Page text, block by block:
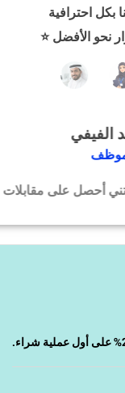
بكل احترافية
نحو الأفضل ⭐
مقابلات عمل
‹
‹